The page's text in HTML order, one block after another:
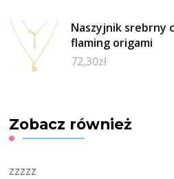
Naszyjnik srebrny
flaming origami
72,30zł
Zobacz również
zzzzz